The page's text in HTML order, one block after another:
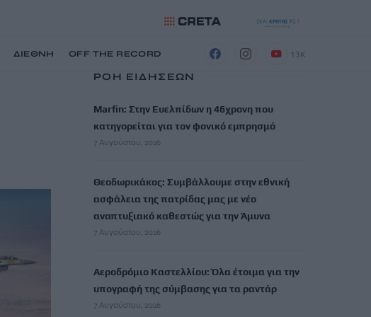
ΔΙΕΘΝΗ OFF THE RECORD 13K
ΡΟΗ ΕΙΔΗΣΕΩΝ
Marfin: Στην Ευελπίδων η 46χρονη που
κατηγορείται για τον φονικό εμπρησμό
7 Αυγούστου, 2026
Θεοδωρικάκος: Συμβάλλουμε στην εθνική
ασφάλεια της πατρίδας μας με νέο
αναπτυξιακό καθεστώς για την Άμυνα
7 Αυγούστου, 2026
Αεροδρόμιο Καστελλίου: Όλα έτοιμα για την
υπογραφή της σύμβασης για τα ραντάρ
7 Αυγούστου, 2026